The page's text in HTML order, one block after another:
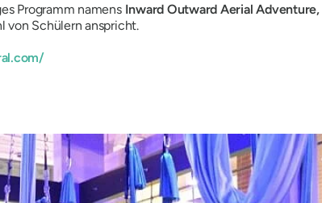
Programm namens Inward Outward Aerial Adventure,
von Schülern anspricht.